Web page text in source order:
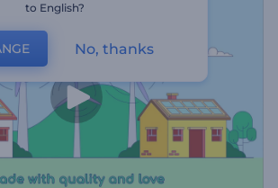
to English?
No, thanks